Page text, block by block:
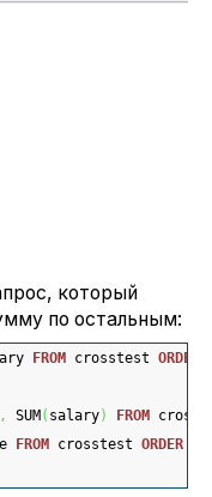
который
по остальным:
FROM crosstest ORDER
, SUM ( salary) FROM
FROM crosstest ORDER